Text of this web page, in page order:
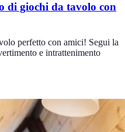
di giochi da tavolo con
perfetto con amici! Segui la
e intrattenimento